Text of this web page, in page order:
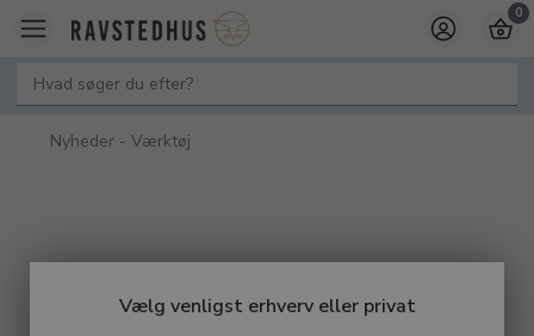
Vælg venligst erhverv eller privat
0
Nyheder - Værktøj